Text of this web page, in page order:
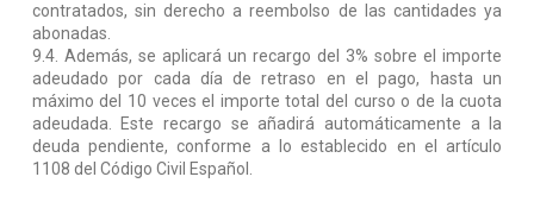
contratados, sin derecho a reembolso de las cantidades ya
abonadas.
9.4. Además, se aplicará un recargo del 3% sobre el importe
adeudado por cada día de retraso en el pago, hasta un
máximo del 10 veces el importe total del curso o de la cuota
adeudada. Este recargo se añadirá automáticamente a la
deuda pendiente, conforme a lo establecido en el artículo
1108 del Código Civil Español.